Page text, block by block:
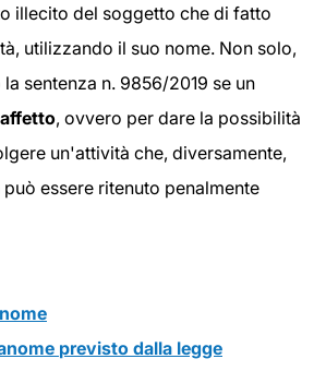
illecito del soggetto che di fatto
utilizzando il suo nome. Non solo,
sentenza n. 9856/2019 se un
, ovvero per dare la possibilità
un'attività che, diversamente,
essere ritenuto penalmente
previsto dalla legge